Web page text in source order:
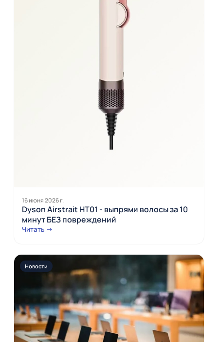
16 июня 2026 г.
Dyson Airstrait HT01 - выпрями волосы за 10
минут БЕЗ повреждений
Читать →
Новости